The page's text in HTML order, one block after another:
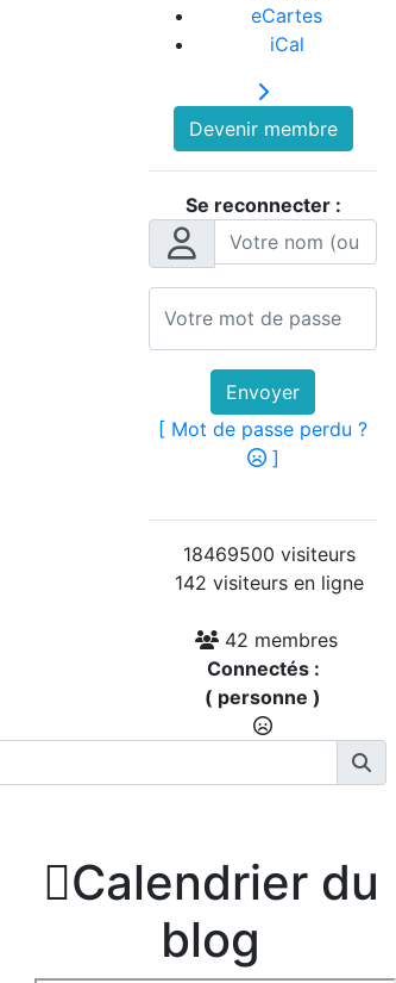
eCartes
iCal
Devenir membre
Se reconnecter :
Envoyer
[ Mot de passe perdu ?
]
18469500 visiteurs
142 visiteurs en ligne
42 membres
Connectés :
( personne )
Calendrier du
blog